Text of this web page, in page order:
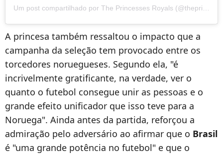
A princesa também ressaltou o impacto que a
campanha da seleção tem provocado entre os
torcedores noruegueses. Segundo ela, "é
incrivelmente gratificante, na verdade, ver o
quanto o futebol consegue unir as pessoas e o
grande efeito unificador que isso teve para a
Noruega". Ainda antes da partida, reforçou a
admiração pelo adversário ao afirmar que o Brasil
é "uma grande potência no futebol" e que o